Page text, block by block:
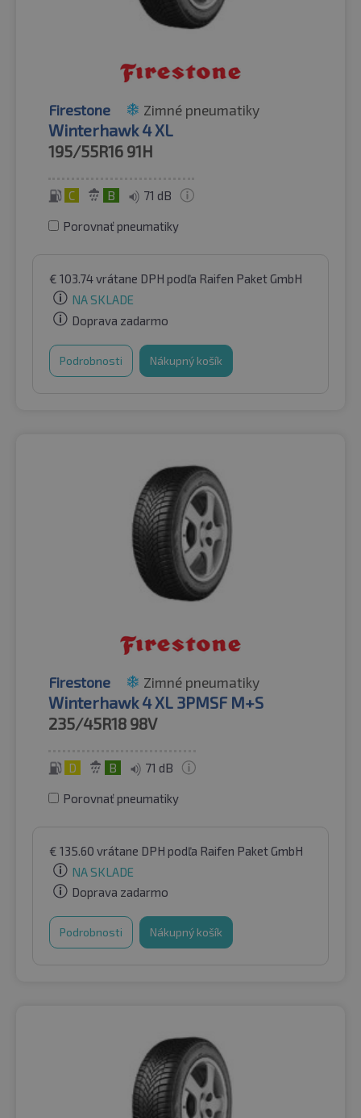
Firestone Zimné pneumatiky
Winterhawk 4 XL
195/55R16 91H
C B 71 dB
Porovnať pneumatiky
€ 103.74vrátane DPH podľa Raifen Paket GmbH
NA SKLADE
Doprava zadarmo
Podrobnosti Nákupný košík
Firestone Zimné pneumatiky
Winterhawk 4 XL 3PMSF M+S
235/45R18 98V
D B 71 dB
Porovnať pneumatiky
€ 135.60 vrátane DPH podľa Raifen Paket GmbH
NA SKLADE
Doprava zadarmo
Podrobnosti Nákupný košík